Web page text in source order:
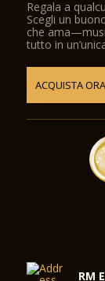
Regala a
Scegli un
che
tutto in
ACQUISTA ORA
RM